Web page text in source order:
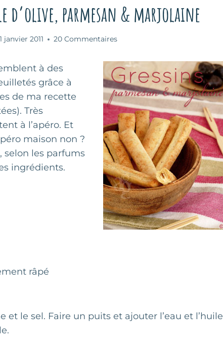
d’olive, parmesan & marjolaine
janvier 2011 20 Commentaires
à des
grâce à
de ma recette
Très
à l’apéro. Et
maison non ?
selon les parfums
ingrédients.
râpé
le sel. Faire un puits et ajouter l’eau et l’huile